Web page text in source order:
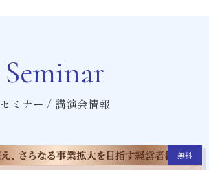
Seminar
セミナー / 講演会情報
無料